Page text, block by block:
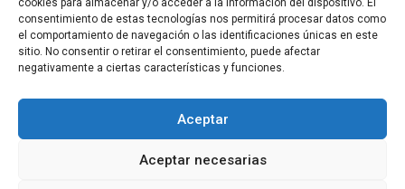
cookies para almacenar y/o acceder a la información del dispositivo. El
consentimiento de estas tecnologías nos permitirá procesar datos como
el comportamiento de navegación o las identificaciones únicas en este
sitio. No consentir o retirar el consentimiento, puede afectar
negativamente a ciertas características y funciones.
Aceptar
Aceptar necesarias
Todos los derechos reservados.
Radio
Contacto
Aviso Legal